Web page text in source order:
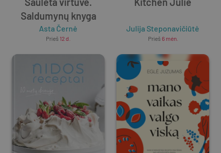
Saldumynų knyga
Asta Černė
Prieš 12 d.
Julija Steponavičiūtė
Prieš 6 mėn.